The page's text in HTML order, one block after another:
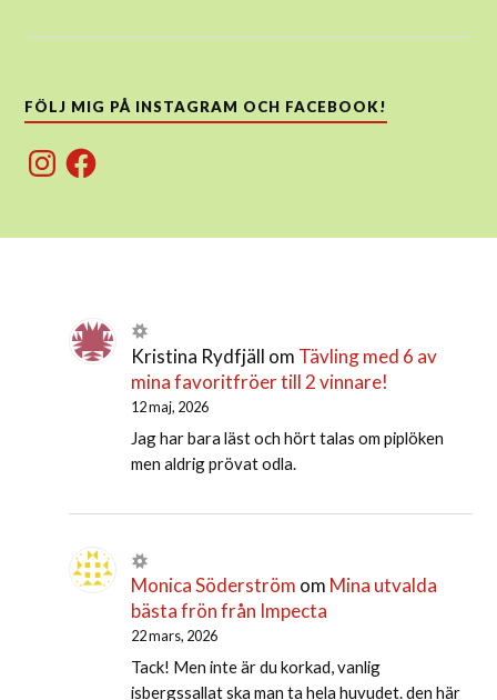
FÖLJ MIG PÅ INSTAGRAM OCH FACEBOOK!
InstagramFacebook
Kristina Rydfjäll om Tävling med 6 av
mina favoritfröer till 2 vinnare!
12 maj, 2026
Jag har bara läst och hört talas om piplöken
men aldrig prövat odla.
Monica Söderström om Mina utvalda
bästa frön från Impecta
22 mars, 2026
Tack! Men inte är du korkad, vanlig
isbergssallat ska man ta hela huvudet. den här